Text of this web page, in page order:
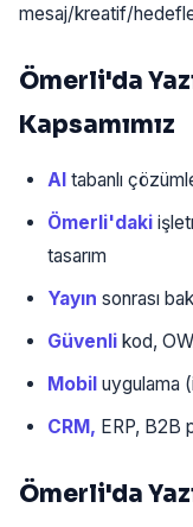
mesaj/kreatif/
Ömerli'da
Kapsamımız
AI tabanlı
Ömerli'daki
tasarım
Yayın sonrası
Güvenli kod,
Mobil uygulama
CRM, ERP, B2B
Ömerli'da